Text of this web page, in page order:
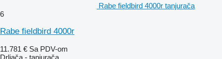
Rabe fieldbird 4000r tanjurača
6
Rabe fieldbird 4000r
11.781 € Sa PDV-om
Drljača - tanjurača